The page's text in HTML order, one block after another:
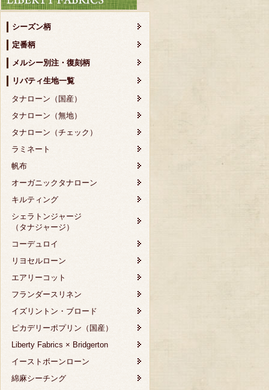
シーズン柄
定番柄
メルシー別注・復刻柄
リバティ生地一覧
タナローン（国産）
タナローン（無地）
タナローン（チェック）
ラミネート
帆布
オーガニックタナローン
キルティング
シェラトンジャージ
（タナジャージ）
コーデュロイ
リヨセルローン
エアリーコット
フランダースリネン
イズリントン・ブロード
ピカデリーポプリン（国産）
Liberty Fabrics × Bridgerton
イーストボーンローン
綿麻シーチング